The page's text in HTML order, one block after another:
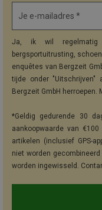
Je e-mailadres *
Ja, ik wil regelmatig
bergsportuitrusting,
enquêtes van Bergzeit
tijde onder
Bergzeit GmbH
*Geldig gedurende 30
aankoopwaarde van
artikelen (inclusief GPS-
niet worden
worden ingewisseld.